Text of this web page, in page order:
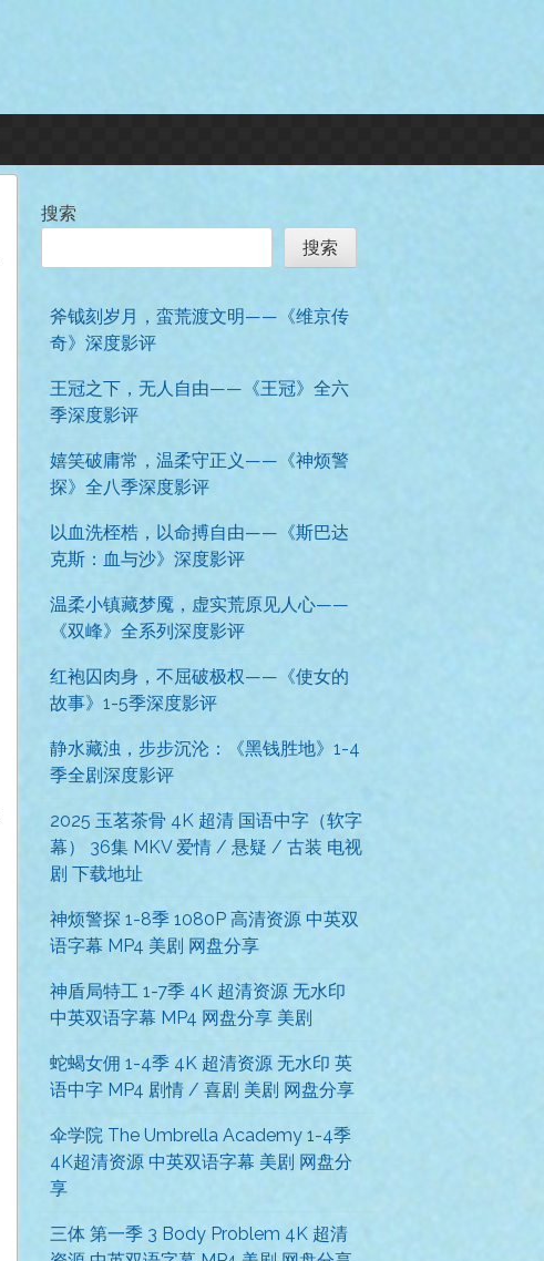
搜索
搜索
斧钺刻岁月，蛮荒渡文明——《维京传
奇》深度影评
王冠之下，无人自由——《王冠》全六
季深度影评
嬉笑破庸常，温柔守正义——《神烦警
探》全八季深度影评
以血洗桎梏，以命搏自由——《斯巴达
克斯：血与沙》深度影评
温柔小镇藏梦魇，虚实荒原见人心——
《双峰》全系列深度影评
红袍囚肉身，不屈破极权——《使女的
故事》1-5季深度影评
静水藏浊，步步沉沦：《黑钱胜地》1-4
季全剧深度影评
2025 玉茗茶骨 4K 超清 国语中字（软字
幕） 36集 MKV 爱情 / 悬疑 / 古装 电视
剧 下载地址
神烦警探 1-8季 1080P 高清资源 中英双
语字幕 MP4 美剧 网盘分享
神盾局特工 1-7季 4K 超清资源 无水印
中英双语字幕 MP4 网盘分享 美剧
蛇蝎女佣 1-4季 4K 超清资源 无水印 英
语中字 MP4 剧情 / 喜剧 美剧 网盘分享
伞学院 The Umbrella Academy 1-4季
4K超清资源 中英双语字幕 美剧 网盘分
享
三体 第一季 3 Body Problem 4K 超清